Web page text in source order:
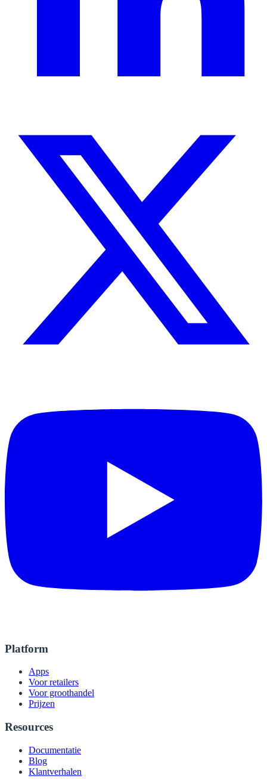
Platform
Apps
Voor retailers
Voor groothandel
Prijzen
Resources
Documentatie
Blog
Klantverhalen